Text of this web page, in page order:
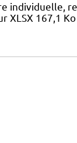
individuelle,
XLSX 167,1